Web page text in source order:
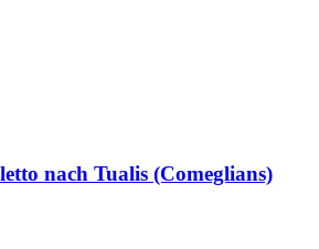
nach Tualis (Comeglians)